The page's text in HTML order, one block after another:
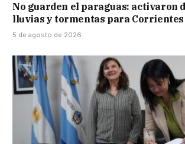
No guarden el paraguas: activaron
lluvias y tormentas para Corrientes
5 de agosto de 2026